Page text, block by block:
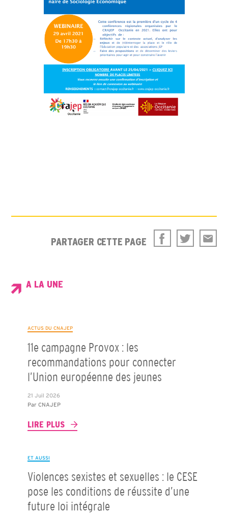
PARTAGER CETTE PAGE
A LA UNE
ACTUS DU CNAJEP
11e campagne Provox : les
recommandations pour connecter
l’Union européenne des jeunes
21 Juil 2026
Par CNAJEP
LIRE PLUS
ET AUSSI
Violences sexistes et sexuelles : le CESE
pose les conditions de réussite d’une
future loi intégrale